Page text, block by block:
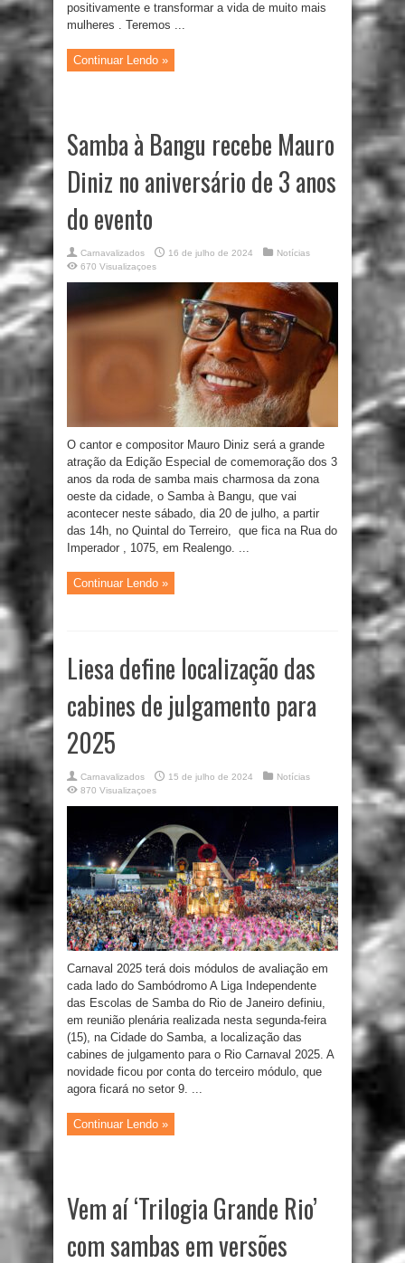
positivamente e transformar a vida de muito mais
mulheres . Teremos ...
Continuar Lendo »
Samba à Bangu recebe Mauro
Diniz no aniversário de 3 anos
do evento
Carnavalizados 16 de julho de 2024
Notícias
670 Visualizaçoes
O cantor e compositor Mauro Diniz será a grande
atração da Edição Especial de comemoração dos 3
anos da roda de samba mais charmosa da zona
oeste da cidade, o Samba à Bangu, que vai
acontecer neste sábado, dia 20 de julho, a partir
das 14h, no Quintal do Terreiro, que fica na Rua do
Imperador , 1075, em Realengo. ...
Continuar Lendo »
Liesa define localização das
cabines de julgamento para
2025
Carnavalizados 15 de julho de 2024
Notícias
870 Visualizaçoes
Carnaval 2025 terá dois módulos de avaliação em
cada lado do Sambódromo A Liga Independente
das Escolas de Samba do Rio de Janeiro definiu,
em reunião plenária realizada nesta segunda-feira
(15), na Cidade do Samba, a localização das
cabines de julgamento para o Rio Carnaval 2025. A
novidade ficou por conta do terceiro módulo, que
agora ficará no setor 9. ...
Continuar Lendo »
Vem aí ‘Trilogia Grande Rio’
com sambas em versões